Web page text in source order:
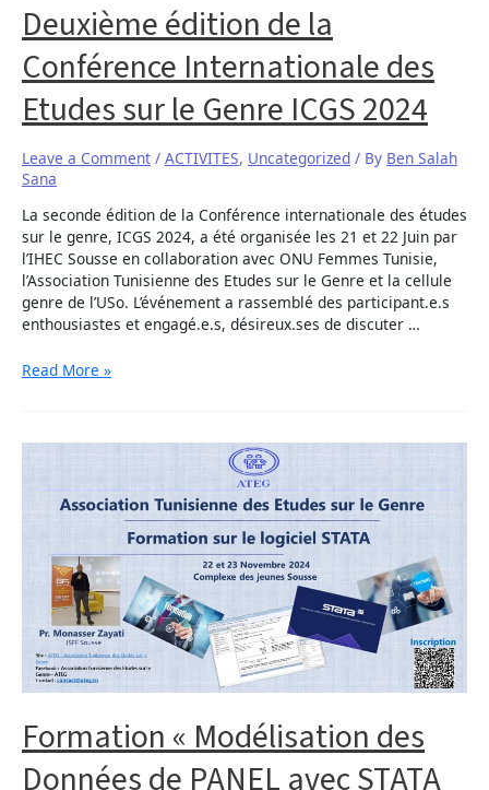
Deuxième édition de la
Conférence Internationale des
Etudes sur le Genre ICGS 2024
Leave a Comment / ACTIVITES, Uncategorized / By Ben Salah
Sana
La seconde édition de la Conférence internationale des études
sur le genre, ICGS 2024, a été organisée les 21 et 22 Juin par
l’IHEC Sousse en collaboration avec ONU Femmes Tunisie,
l’Association Tunisienne des Etudes sur le Genre et la cellule
genre de l’USo. L’événement a rassemblé des participant.e.s
enthousiastes et engagé.e.s, désireux.ses de discuter …
Read More »
Formation « Modélisation des
Données de PANEL avec STATA